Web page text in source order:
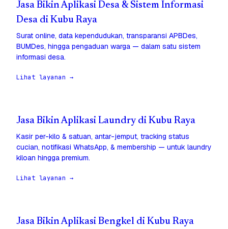
Jasa Bikin Aplikasi Desa & Sistem Informasi
Desa di Kubu Raya
Surat online, data kependudukan, transparansi APBDes,
BUMDes, hingga pengaduan warga — dalam satu sistem
informasi desa.
Lihat layanan →
Jasa Bikin Aplikasi Laundry di Kubu Raya
Kasir per-kilo & satuan, antar-jemput, tracking status
cucian, notifikasi WhatsApp, & membership — untuk laundry
kiloan hingga premium.
Lihat layanan →
Jasa Bikin Aplikasi Bengkel di Kubu Raya